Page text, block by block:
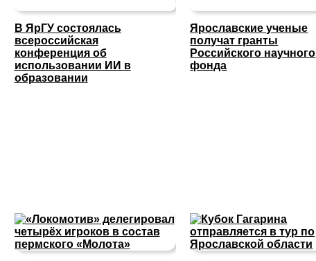
В ЯрГУ состоялась
всероссийская
конференция об
использовании ИИ в
образовании
Ярославские ученые
получат гранты
Российского научного
фонда